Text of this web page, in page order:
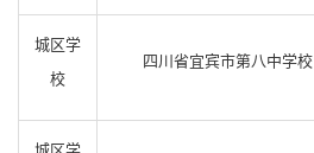
城区学
校
四川省宜宾市第八中学校